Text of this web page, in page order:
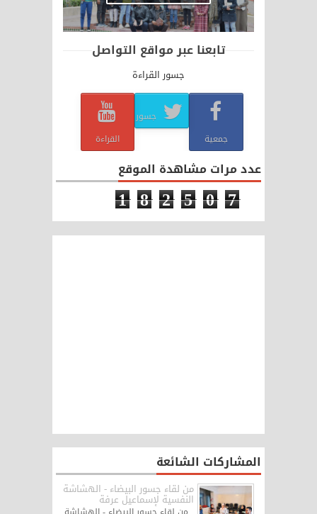
تابعنا عبر مواقع التواصل
جسور القراءة
جمعية
جسور
القراءة
عدد مرات مشاهدة الموقع
1 8 2 5 0 7
المشاركات الشائعة
من لقاء جسور البيضاء - الهشاشة
النفسية لإسماعيل عرفة